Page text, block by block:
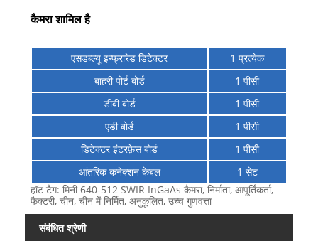
कैमरा शामिल है
एसडब्ल्यू इन्फ्रारेड डिटेक्टर
1 प्रत्येक
बाहरी पोर्ट बोर्ड
1 पीसी
डीबी बोर्ड
1 पीसी
एडी बोर्ड
1 पीसी
डिटेक्टर इंटरफ़ेस बोर्ड
1 पीसी
आंतरिक कनेक्शन केबल
1 सेट
हॉट टैग: मिनी 640-512 SWIR InGaAs कैमरा, निर्माता, आपूर्तिकर्ता,
फैक्टरी, चीन, चीन में निर्मित, अनुकूलित, उच्च गुणवत्ता
संबंधित श्रेणी